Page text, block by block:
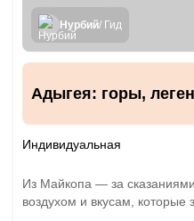
Нурбий/ Гид
Адыгея: горы,
Индивидуальная
Из Майкопа — за
воздухом и вкусам, которые